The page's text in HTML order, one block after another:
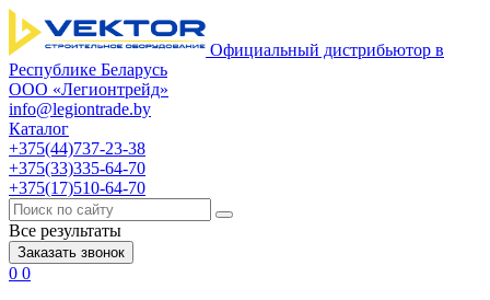
Официальный дистрибьютор в
Республике Беларусь
ООО «Легионтрейд»
info@legiontrade.by
Каталог
+375(44)737-23-38
+375(33)335-64-70
+375(17)510-64-70
Все результаты
Заказать звонок
0 0